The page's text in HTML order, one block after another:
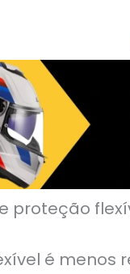
proteção
é menos